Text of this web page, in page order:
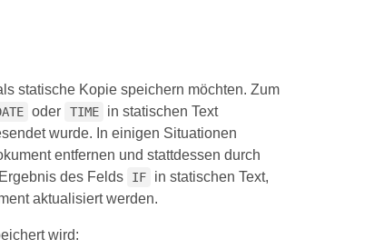
statische Kopie speichern möchten. Zum
oder TIME
in statischen Text
wurde. In einigen Situationen
entfernen und stattdessen durch
des Felds
IF
in statischen Text,
aktualisiert werden.
wird: